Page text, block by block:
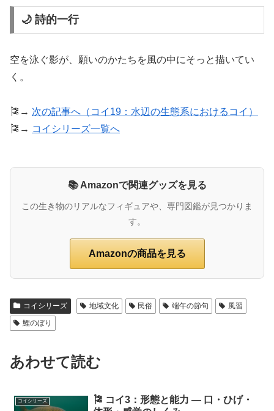
🌙 詩的一行
空を泳ぐ影が、願いのかたちを風の中にそっと描いてい
く。
🎏→ 次の記事へ（コイ19：水辺の生態系におけるコイ）
🎏→ コイシリーズ一覧へ
📚 Amazonで関連グッズを見る
この生き物のリアルなフィギュアや、専門図鑑が見つかりま
す。
Amazonの商品を見る
コイシリーズ 地域文化 民俗 端午の節句
風習
鯉のぼり
あわせて読む
コイシリーズ
🎏 コイ3：形態と能力 ― 口・ひげ・